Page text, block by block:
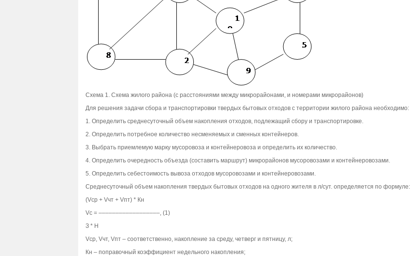
Схема 1. Схема жилого района (с расстояниями между микрорайонами, и номерами микрорайонов)
Для решения задачи сбора и транспортировки твердых бытовых отходов с территории жилого района необходимо:
1. Определить среднесуточный объем накопления отходов, подлежащий сбору и транспортировке.
2. Определить потребное количество несменяемых и сменных контейнеров.
3. Выбрать приемлемую марку мусоровоза и контейнеровоза и определить их количество.
4. Определить очередность объезда (составить маршрут) микрорайонов мусоровозами и контейнеровозами.
5. Определить себестоимость вывоза отходов мусоровозами и контейнеровозами.
Среднесуточный объем накопления твердых бытовых отходов на одного жителя в л/сут. определяется по формуле:
(Vср + Vчт + Vпт) * Кн
Vс = ––––––––––––––––––, (1)
З * Н
Vср, Vчт, Vпт – соответственно, накопление за среду, четверг и пятницу, л;
Кн – поправочный коэффициент недельного накопления;